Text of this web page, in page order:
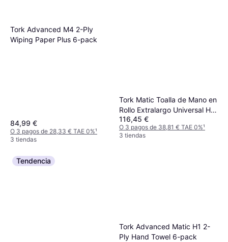
Tork Advanced M4 2-Ply
Wiping Paper Plus 6-pack
84,99 €
O 3 pagos de 28,33 € TAE 0%¹
3 tiendas
Tork Matic Toalla de Mano en
Rollo Extralargo Universal H1
1 Capa Blanco
116,45 €
O 3 pagos de 38,81 € TAE 0%¹
3 tiendas
Tendencia
Tork Advanced Matic H1 2-
Ply Hand Towel 6-pack